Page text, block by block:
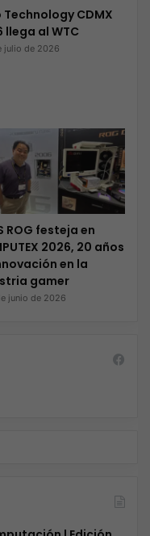
Technology CDMX
llega al WTC
julio de 2026
ROG festeja en
2026, 20 años
en la
gamer
junio de 2026